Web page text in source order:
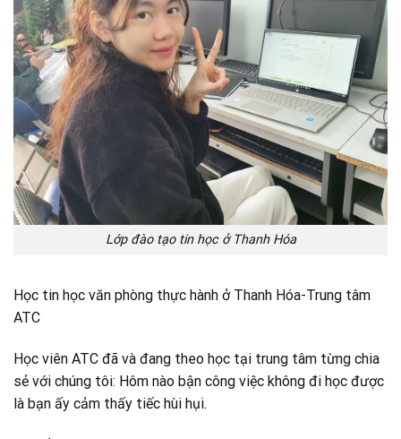
Lớp đào tạo tin học ở Thanh Hóa
Học tin học văn phòng thực hành ở Thanh Hóa-Trung tâm
ATC
Học viên ATC đã và đang theo học tại trung tâm từng chia
sẻ với chúng tôi: Hôm nào bận công việc không đi học được
là bạn ấy cảm thấy tiếc hùi hụi.